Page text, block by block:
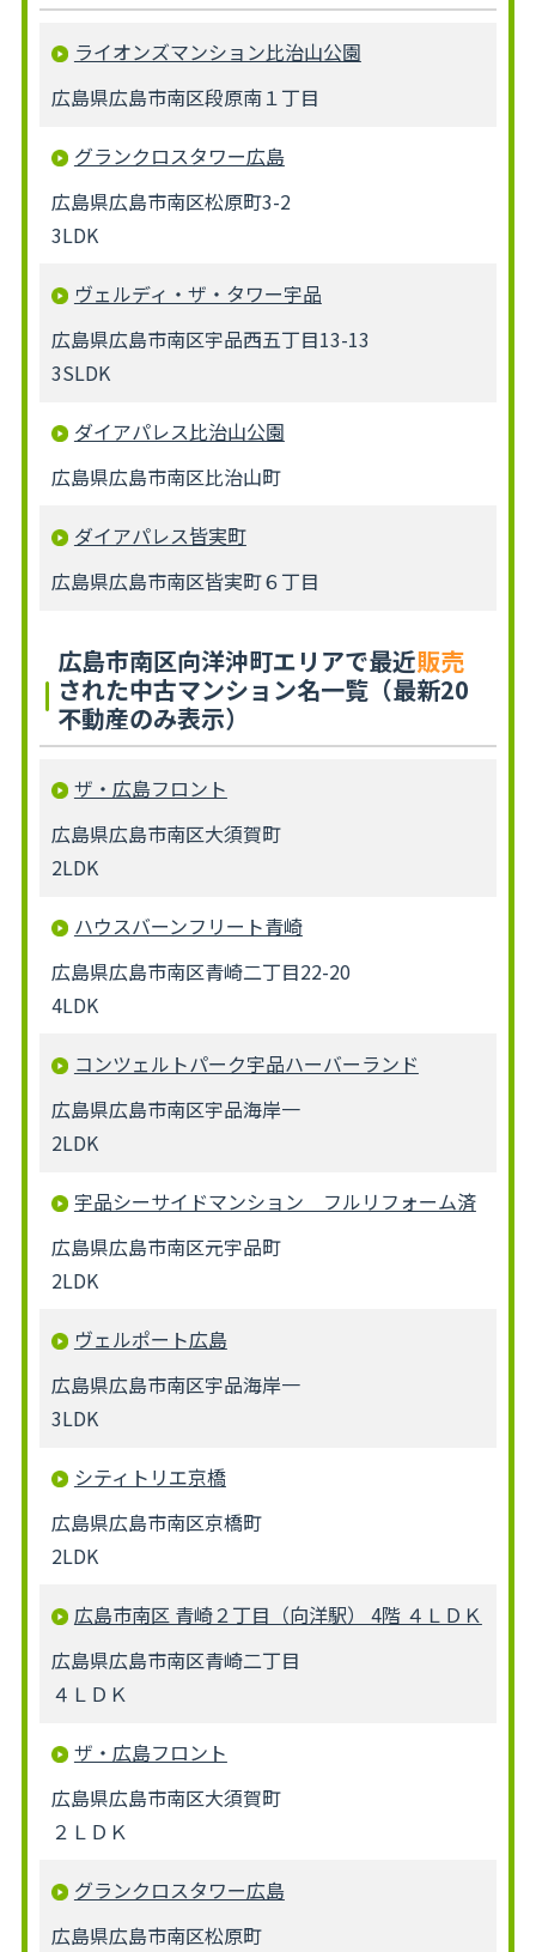
ライオンズマンション比治山公園
広島県広島市南区段原南１丁目
グランクロスタワー広島
広島県広島市南区松原町3-2
3LDK
ヴェルディ・ザ・タワー宇品
広島県広島市南区宇品西五丁目13-13
3SLDK
ダイアパレス比治山公園
広島県広島市南区比治山町
ダイアパレス皆実町
広島県広島市南区皆実町６丁目
広島市南区向洋沖町エリアで最近販売
された中古マンション名一覧（最新20
不動産のみ表示）
ザ・広島フロント
広島県広島市南区大須賀町
2LDK
ハウスバーンフリート青崎
広島県広島市南区青崎二丁目22-20
4LDK
コンツェルトパーク宇品ハーバーランド
広島県広島市南区宇品海岸一
2LDK
宇品シーサイドマンション フルリフォーム済
広島県広島市南区元宇品町
2LDK
ヴェルポート広島
広島県広島市南区宇品海岸一
3LDK
シティトリエ京橋
広島県広島市南区京橋町
2LDK
広島市南区 青崎２丁目（向洋駅） 4階 ４ＬＤＫ
広島県広島市南区青崎二丁目
４ＬＤＫ
ザ・広島フロント
広島県広島市南区大須賀町
２ＬＤＫ
グランクロスタワー広島
広島県広島市南区松原町